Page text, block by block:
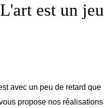
est un jeu
avec un peu de retard que
propose nos réalisations